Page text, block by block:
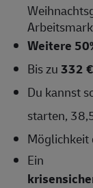
Weitere
Bis zu332
Du kannst
starten,
Möglichkeit
Ein